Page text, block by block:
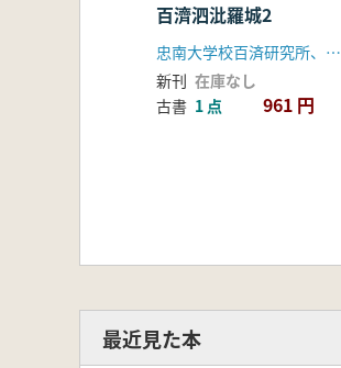
百濟泗沘羅城2
忠南大学校百済研究所、扶餘郡
新刊 在庫なし
古書 1 点 961 円
最近見た本